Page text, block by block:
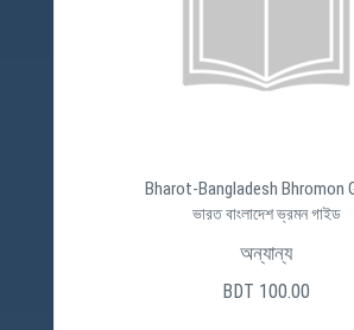
Bharot-Bangladesh Bhromon
ভারত বাংলাদেশ ভ্রমন গাইড
অন্যান্য
BDT 100.00